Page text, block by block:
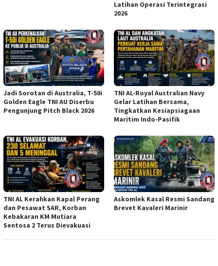
Latihan Operasi Terintegrasi
2026
Jadi Sorotan di Australia, T-50i
Golden Eagle TNI AU Diserbu
Pengunjung Pitch Black 2026
TNI AL-Royal Australian Navy
Gelar Latihan Bersama,
Tingkatkan Kesiapsiagaan
Maritim Indo-Pasifik
TNI AL Kerahkan Kapal Perang
dan Pesawat SAR, Korban
Kebakaran KM Mutiara
Sentosa 2 Terus Dievakuasi
Askomlek Kasal Resmi Sandang
Brevet Kavaleri Marinir